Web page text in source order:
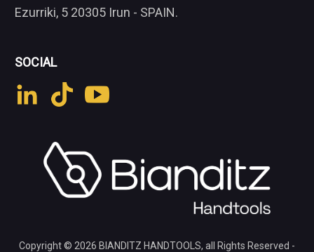
Ezurriki, 5 20305 Irun - SPAIN.
SOCIAL
Copyright © 2026 BIANDITZ HANDTOOLS, all Rights Reserved -